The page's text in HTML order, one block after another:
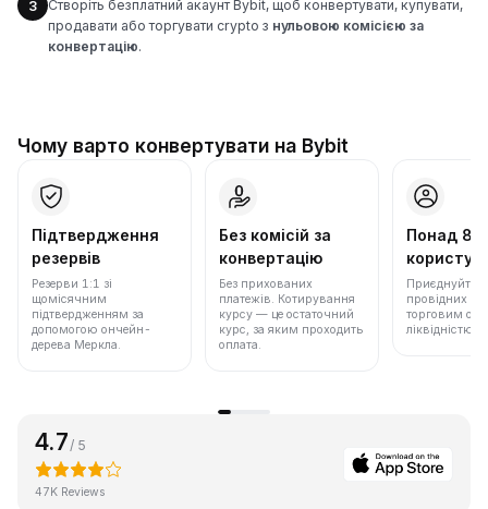
3
Створіть безплатний акаунт Bybit, щоб конвертувати, купувати,
продавати або торгувати crypto з нульовою комісією за
конвертацію.
Чому варто конвертувати на Bybit
Підтвердження
резервів
Резерви 1:1 зі
щомісячним
підтвердженням за
допомогою ончейн-
дерева Меркла.
Без комісій за
конвертацію
Без прихованих
платежів. Котирування
курсу — це остаточний
курс, за яким проходить
оплата.
Понад 86
Приєднуйтеся
провідних
торговим
ліквідністю.
4.7 / 5
47K Reviews